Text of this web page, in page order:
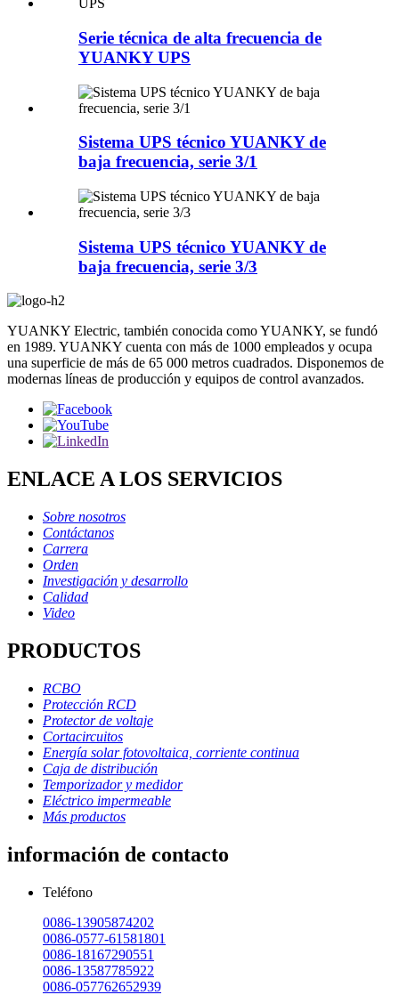
Serie técnica de alta frecuencia de
YUANKY UPS
Sistema UPS técnico YUANKY de
baja frecuencia, serie 3/1
Sistema UPS técnico YUANKY de
baja frecuencia, serie 3/3
YUANKY Electric, también conocida como YUANKY, se fundó
en 1989. YUANKY cuenta con más de 1000 empleados y ocupa
una superficie de más de 65 000 metros cuadrados. Disponemos de
modernas líneas de producción y equipos de control avanzados.
ENLACE A LOS SERVICIOS
Sobre nosotros
Contáctanos
Carrera
Orden
Investigación y desarrollo
Calidad
Video
PRODUCTOS
RCBO
Protección RCD
Protector de voltaje
Cortacircuitos
Energía solar fotovoltaica, corriente continua
Caja de distribución
Temporizador y medidor
Eléctrico impermeable
Más productos
información de contacto
Teléfono
0086-13905874202
0086-0577-61581801
0086-18167290551
0086-13587785922
0086-057762652939